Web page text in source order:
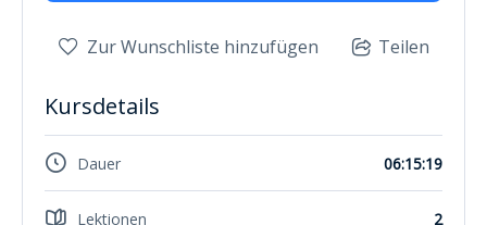
Zur Wunschliste hinzufügen Teilen
Kursdetails
Dauer 06:15:19
Lektionen 2